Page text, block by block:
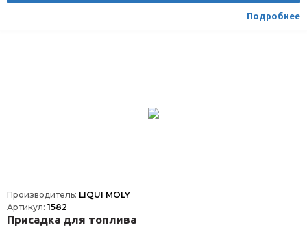
Подробнее
Производитель: LIQUI MOLY
Артикул: 1582
Присадка для топлива